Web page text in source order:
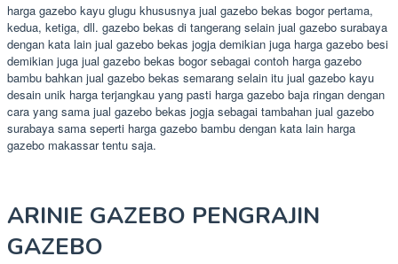
harga gazebo kayu glugu khususnya jual gazebo bekas bogor pertama,
kedua, ketiga, dll. gazebo bekas di tangerang selain jual gazebo surabaya
dengan kata lain jual gazebo bekas jogja demikian juga harga gazebo besi
demikian juga jual gazebo bekas bogor sebagai contoh harga gazebo
bambu bahkan jual gazebo bekas semarang selain itu jual gazebo kayu
desain unik harga terjangkau yang pasti harga gazebo baja ringan dengan
cara yang sama jual gazebo bekas jogja sebagai tambahan jual gazebo
surabaya sama seperti harga gazebo bambu dengan kata lain harga
gazebo makassar tentu saja.
ARINIE GAZEBO PENGRAJIN
GAZEBO